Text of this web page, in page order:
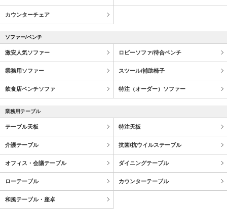
カウンターチェア
ソファー/ベンチ
激安人気ソファー ロビーソファ/待合ベンチ
業務用ソファー スツール/補助椅子
飲食店ベンチソファ 特注（オーダー）ソファー
業務用テーブル
テーブル天板 特注天板
介護テーブル 抗菌/抗ウイルステーブル
オフィス・会議テーブル ダイニングテーブル
ローテーブル カウンターテーブル
和風テーブル・座卓